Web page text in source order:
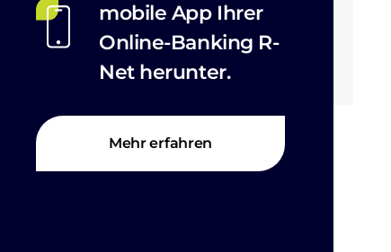
mobile App Ihrer
Online-Banking R-
Net herunter.
Mehr erfahren